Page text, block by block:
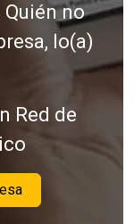
no
lo(a)
Red de